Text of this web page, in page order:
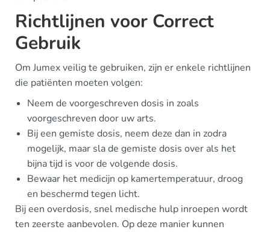
Richtlijnen voor Correct
Gebruik
Om Jumex veilig te gebruiken, zijn er enkele richtlijnen
die patiënten moeten volgen:
Neem de voorgeschreven dosis in zoals
voorgeschreven door uw arts.
Bij een gemiste dosis, neem deze dan in zodra
mogelijk, maar sla de gemiste dosis over als het
bijna tijd is voor de volgende dosis.
Bewaar het medicijn op kamertemperatuur, droog
en beschermd tegen licht.
Bij een overdosis, snel medische hulp inroepen wordt
ten zeerste aanbevolen. Op deze manier kunnen